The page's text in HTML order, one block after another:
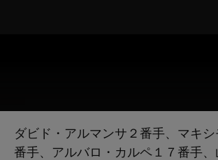
ダビド・アルマンサ２番手、マキシ
番手、アルバロ・カルペ１７番手、